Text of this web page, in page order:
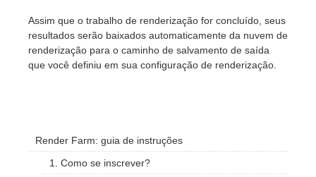
Assim que o trabalho de renderização for concluído, seus
resultados serão baixados automaticamente da nuvem de
renderização para o caminho de salvamento de saída
que você definiu em sua configuração de renderização.
Render Farm: guia de instruções
1. Como se inscrever?